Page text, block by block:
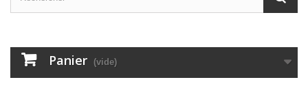
Panier (vide)